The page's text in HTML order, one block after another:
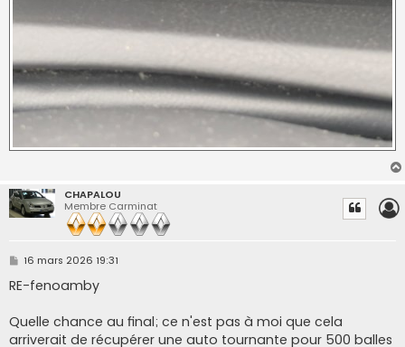
CHAPALOU
Membre Carminat
M
s
s
g
e
16 mars 2026 19:31
RE-fenoamby
Quelle chance au final; ce n'est pas à moi que cela
arriverait de récupérer une auto tournante pour 500 balles